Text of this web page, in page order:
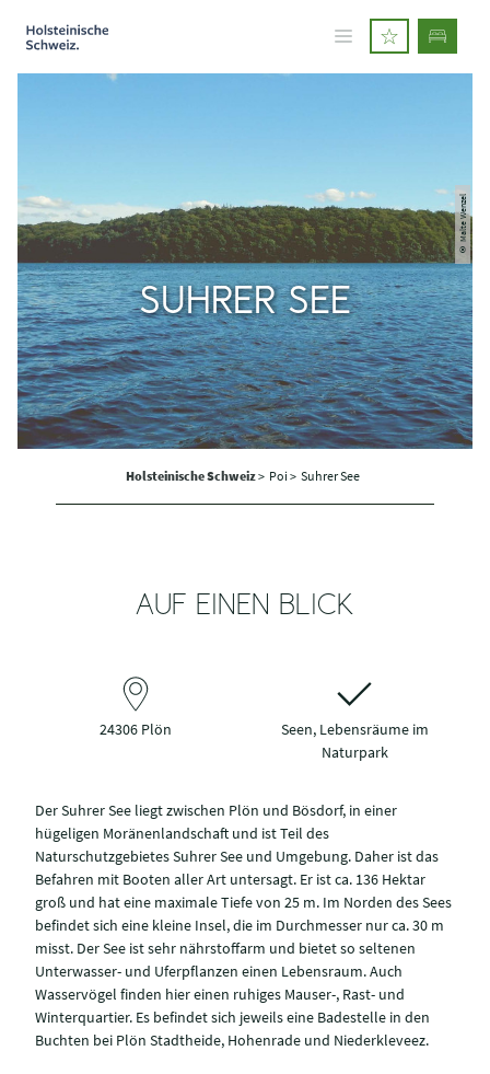
© Malte Wenzel
SUHRER SEE
Holsteinische Schweiz> Poi > Suhrer See
AUF EINEN BLICK
24306 Plön
Seen, Lebensräume im
Naturpark
Der Suhrer See liegt zwischen Plön und Bösdorf, in einer
hügeligen Moränenlandschaft und ist Teil des
Naturschutzgebietes Suhrer See und Umgebung. Daher ist das
Befahren mit Booten aller Art untersagt. Er ist ca. 136 Hektar
groß und hat eine maximale Tiefe von 25 m. Im Norden des Sees
befindet sich eine kleine Insel, die im Durchmesser nur ca. 30 m
misst. Der See ist sehr nährstoffarm und bietet so seltenen
Unterwasser- und Uferpflanzen einen Lebensraum. Auch
Wasservögel finden hier einen ruhiges Mauser-, Rast- und
Winterquartier. Es befindet sich jeweils eine Badestelle in den
Buchten bei Plön Stadtheide, Hohenrade und Niederkleveez.